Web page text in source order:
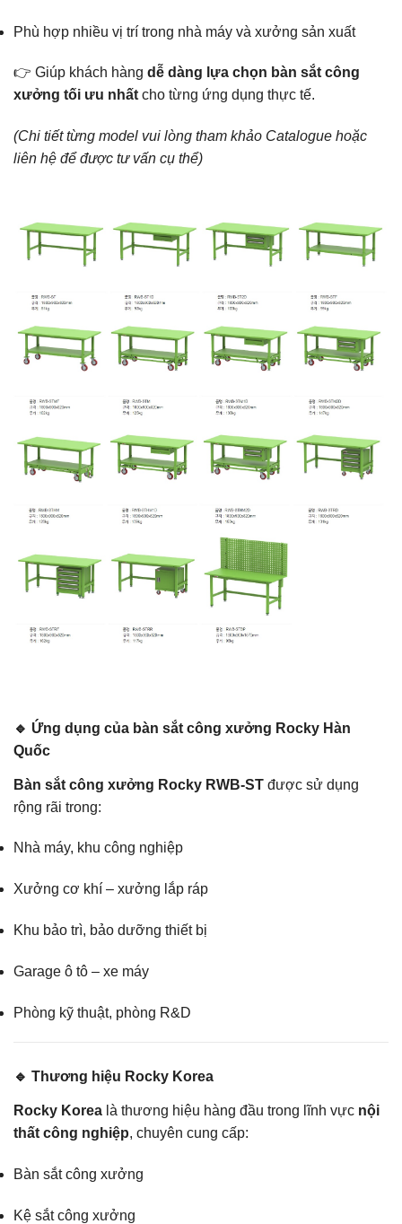
Phù hợp nhiều vị trí trong nhà máy và xưởng sản xuất
👉 Giúp khách hàng dễ dàng lựa chọn bàn sắt công
xưởng tối ưu nhấtcho từng ứng dụng thực tế.
(Chi tiết từng model vui lòng tham khảo Catalogue hoặc
liên hệ để được tư vấn cụ thể)
🔹 Ứng dụng của bàn sắt công xưởng Rocky Hàn
Quốc
Bàn sắt công xưởng Rocky RWB-ST được sử dụng
rộng rãi trong:
Nhà máy, khu công nghiệp
Xưởng cơ khí – xưởng lắp ráp
Khu bảo trì, bảo dưỡng thiết bị
Garage ô tô – xe máy
Phòng kỹ thuật, phòng R&D
🔹 Thương hiệu Rocky Korea
Rocky Korea là thương hiệu hàng đầu trong lĩnh vực nội
thất công nghiệp, chuyên cung cấp:
Bàn sắt công xưởng
Kệ sắt công xưởng